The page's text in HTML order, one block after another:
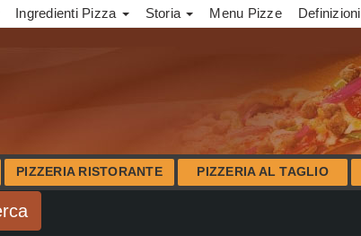
Ingredienti Pizza Storia Menu Pizze Definizioni
PIZZERIA RISTORANTE PIZZERIA AL TAGLIO